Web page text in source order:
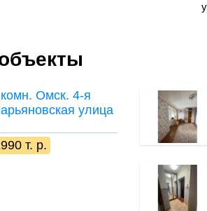
Омск. 4-я
улица
т. р.